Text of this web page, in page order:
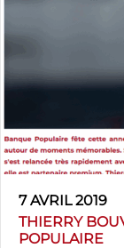
7 AVRIL 2019
THIERRY
POPULAIRE